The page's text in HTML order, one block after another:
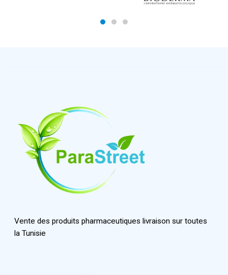
Vente des produits pharmaceutiques livraison sur toutes
la Tunisie